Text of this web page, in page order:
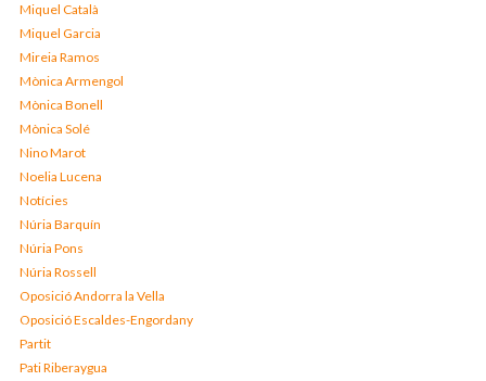
Miquel Català
Miquel Garcia
Mireia Ramos
Mònica Armengol
Mònica Bonell
Mònica Solé
Nino Marot
Noelia Lucena
Notícies
Núria Barquín
Núria Pons
Núria Rossell
Oposició Andorra la Vella
Oposició Escaldes-Engordany
Partit
Pati Riberaygua